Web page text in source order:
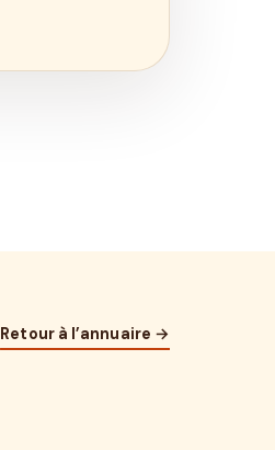
Retour à l’annuaire →